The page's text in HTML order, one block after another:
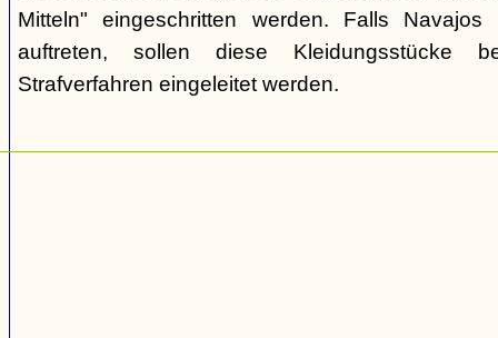
Mitteln" eingeschritten werden. Falls Navajos
auftreten, sollen diese Kleidungsstücke
Strafverfahren eingeleitet werden.